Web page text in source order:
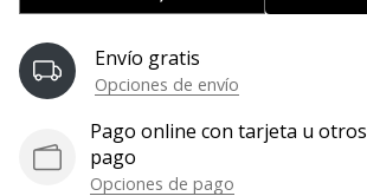
nuestro
Mostrar
todos
Envío gratis
Opciones de envío
Pago online con tarjeta u
pago
Opciones de pago